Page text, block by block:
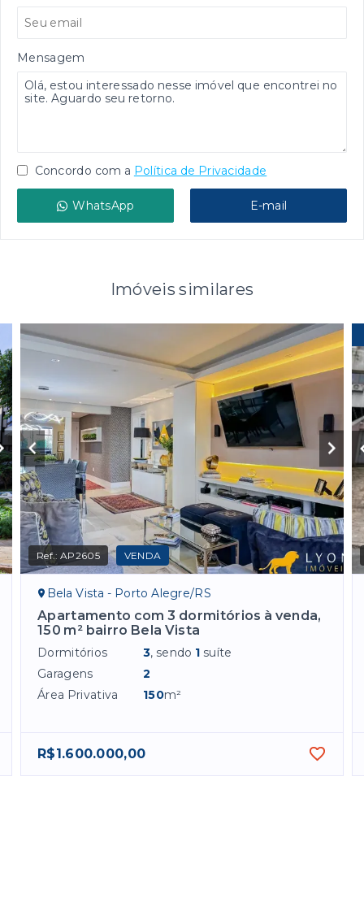
Mensagem
Concordo com a Política de Privacidade
WhatsApp E-mail
Imóveis similares
Ref.:AP2605 VENDA
Bela Vista - Porto Alegre/RS
Apartamento com 3 dormitórios à venda,
150 m² bairro Bela Vista
Dormitórios 3, sendo 1 suíte
Garagens
2
Área Privativa
150m²
R$1.600.000,00